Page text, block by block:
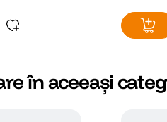
în aceeași